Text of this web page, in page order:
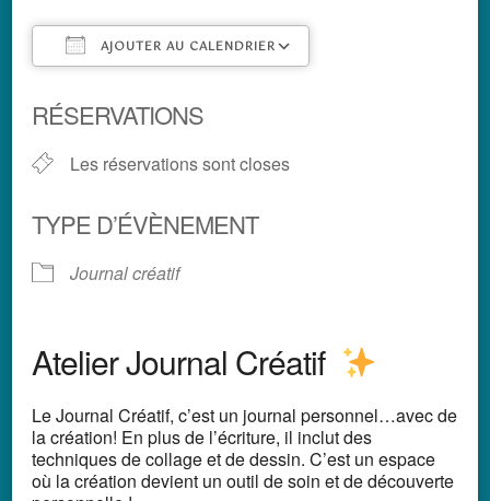
AJOUTER AU CALENDRIER
RÉSERVATIONS
Les réservations sont closes
TYPE D’ÉVÈNEMENT
Journal créatif
Atelier Journal Créatif
Le Journal Créatif, c’est un journal personnel…avec de
la création! En plus de l’écriture, il inclut des
techniques de collage et de dessin. C’est un espace
où la création devient un outil de soin et de découverte